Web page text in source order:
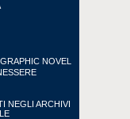
NOVEL
NEGLI ARCHIVI